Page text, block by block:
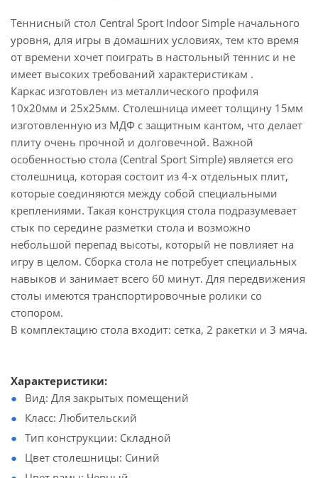
Теннисный стол Central Sport Indoor Simple начального
уровня, для игры в домашних условиях, тем кто время
от времени хочет поиграть в настольный теннис и не
имеет высоких требований характеристикам .
Каркас изготовлен из металлического профиля
10x20мм и 25х25мм. Столешница имеет толщину 15мм
изготовленную из МДФ с защитным кантом, что делает
плиту очень прочной и долговечной. Важной
особенностью стола (Central Sport Simple) является его
столешница, которая состоит из 4-х отдельных плит,
которые соединяются между собой специальными
креплениями. Такая конструкция стола подразумевает
стык по середине разметки стола и возможно
небольшой перепад высоты, который не повлияет на
игру в целом. Сборка стола не потребует специальных
навыков и занимает всего 60 минут. Для передвижения
столы имеются транспортировочные ролики со
стопором.
В комплектацию стола входит: сетка, 2 ракетки и 3 мяча.
Характеристики:
Вид: Для закрытых помещений
Класс: Любительский
Тип конструкции: Складной
Цвет столешницы: Синий